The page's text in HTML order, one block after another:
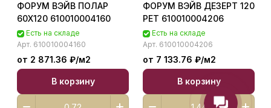
ФОРУМ ВЭЙВ ПОЛАР
60X120 610010004160
Есть на складе
Арт. 610010004160
от 2 871.36 ₽/м2
В корзину
ФОРУМ ВЭЙВ ДЕЗЕРТ 120
РЕТ 610010004206
Есть на складе
Арт. 610010004206
от 7 133.76 ₽/м2
В корзину